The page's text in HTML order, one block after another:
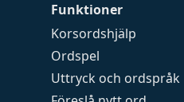
Funktioner
Korsordshjälp
Ordspel
Uttryck och ordspråk